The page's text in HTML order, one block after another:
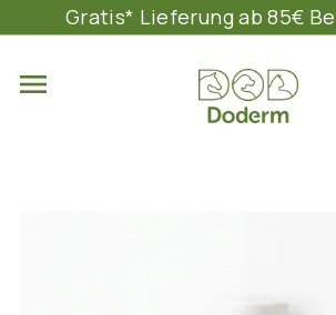
DIREKT ZUM INHALT
Gratis* Lieferung ab 85€